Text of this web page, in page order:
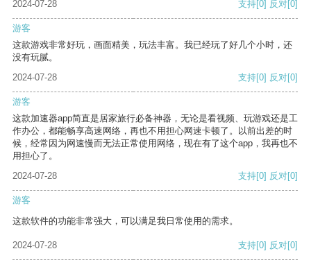
2024-07-28
支持[0] 反对[0]
游客
这款游戏非常好玩，画面精美，玩法丰富。我已经玩了好几个小时，还
没有玩腻。
2024-07-28
支持[0] 反对[0]
游客
这款加速器app简直是居家旅行必备神器，无论是看视频、玩游戏还是工
作办公，都能畅享高速网络，再也不用担心网速卡顿了。以前出差的时
候，经常因为网速慢而无法正常使用网络，现在有了这个app，我再也不
用担心了。
2024-07-28
支持[0] 反对[0]
游客
这款软件的功能非常强大，可以满足我日常使用的需求。
2024-07-28 支持[0] 反对[0]